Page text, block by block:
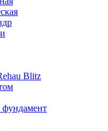
Blitz